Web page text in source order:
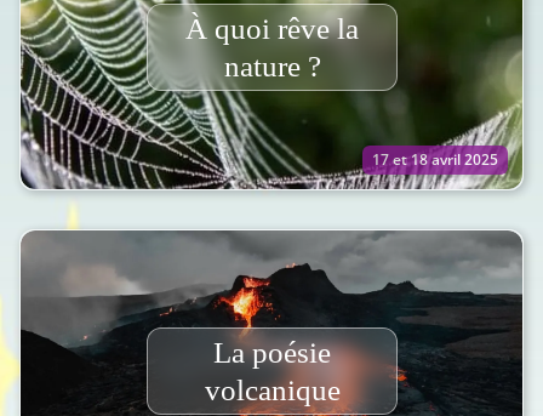
17 et 18 avril 2025
À quoi rêve la
nature ?
La poésie
volcanique